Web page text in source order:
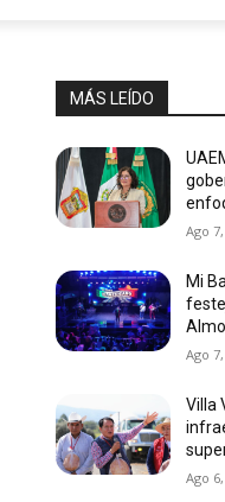
MÁS LEÍDO
Ago
Mi
Ago
Villa
Ago